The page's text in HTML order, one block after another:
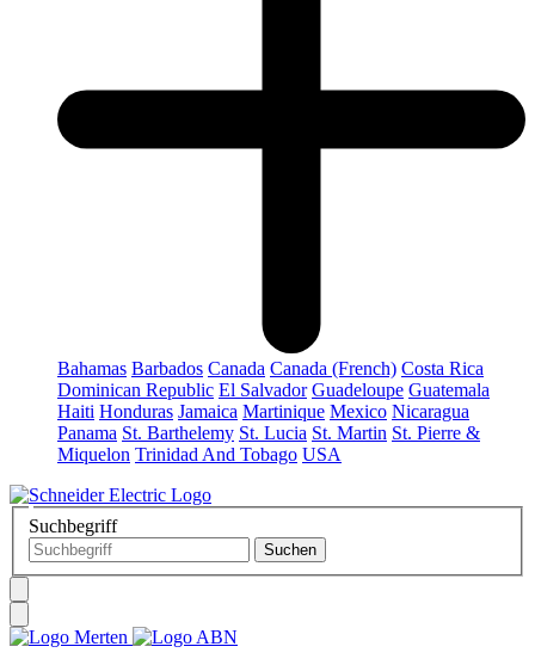
Bahamas Barbados Canada Canada (French) Costa Rica
Dominican Republic El Salvador Guadeloupe Guatemala
Haiti Honduras Jamaica Martinique Mexico Nicaragua
Panama St. Barthelemy St. Lucia St. Martin St. Pierre &
Miquelon Trinidad And Tobago USA
Suchbegriff